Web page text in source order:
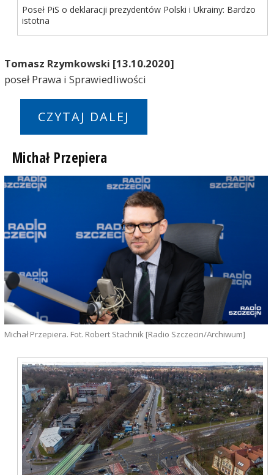
Poseł PiS o deklaracji prezydentów Polski i Ukrainy: Bardzo
istotna
Tomasz Rzymkowski [13.10.2020]
poseł Prawa i Sprawiedliwości
CZYTAJ DALEJ
Michał Przepiera
Michał Przepiera. Fot. Robert Stachnik [Radio Szczecin/Archiwum]